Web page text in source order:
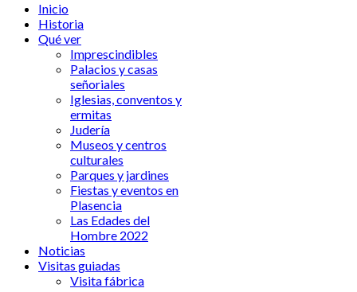
Inicio
Historia
Qué ver
Imprescindibles
Palacios y casas
señoriales
Iglesias, conventos y
ermitas
Judería
Museos y centros
culturales
Parques y jardines
Fiestas y eventos en
Plasencia
Las Edades del
Hombre 2022
Noticias
Visitas guiadas
Visita fábrica